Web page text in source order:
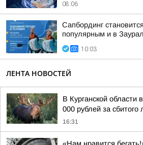
08:06
Сапбординг
популярным и в
10:03
ЛЕНТА НОВОСТЕЙ
В Курганской области
000 рублей за сбитого
16:31